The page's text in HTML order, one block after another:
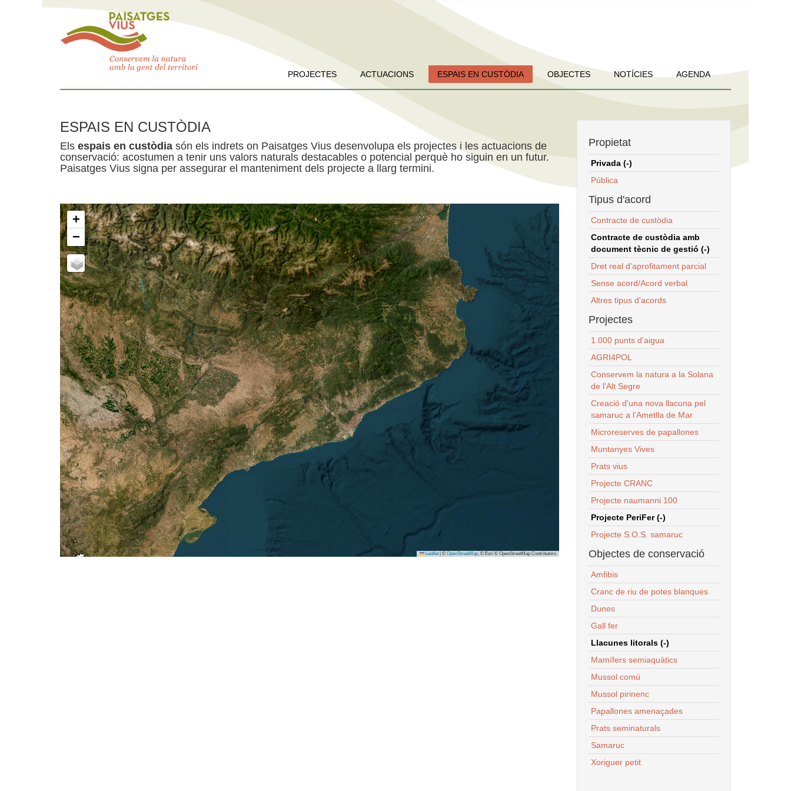
PROJECTES ACTUACIONS ESPAIS EN CUSTÒDIA OBJECTES NOTÍCIES AGENDA
ESPAIS EN CUSTÒDIA
Els espais en custòdia són els indrets on Paisatges Vius desenvolupa els projectes i les actuacions de
conservació: acostumen a tenir uns valors naturals destacables o potencial perquè ho siguin en un futur.
Paisatges Vius signa per assegurar el manteniment dels projecte a llarg termini.
+
−
Leaflet © OpenStreetMap, © Esri © OpenStreetMap Contributors
Propietat
Privada (-)
Pública
Tipus d'acord
Contracte de custòdia
Contracte de custòdia amb
document tècnic de gestió (-)
Dret real d'aprofitament parcial
Sense acord/Acord verbal
Altres tipus d'acords
Projectes
1.000 punts d'aigua
AGRI4POL
Conservem la natura a la Solana
de l'Alt Segre
Creació d'una nova llacuna pel
samaruc a l'Ametlla de Mar
Microreserves de papallones
Muntanyes Vives
Prats vius
Projecte CRANC
Projecte naumanni 100
Projecte PeriFer (-)
Projecte S.O.S. samaruc
Objectes de conservació
Amfibis
Cranc de riu de potes blanques
Dunes
Gall fer
Llacunes litorals (-)
Mamífers semiaquàtics
Mussol comú
Mussol pirinenc
Papallones amenaçades
Prats seminaturals
Samaruc
Xoriguer petit